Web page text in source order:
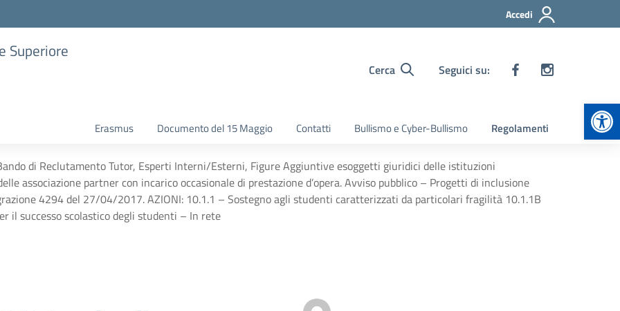
Accedi
Superiore
Cerca Seguici su:
Erasmus Documento del 15 Maggio Contatti Bullismo e Cyber-Bullismo Regolamenti
di Reclutamento Tutor, Esperti Interni/Esterni, Figure Aggiuntive esoggetti giuridici delle istituzioni
associazione partner con incarico occasionale di prestazione d’opera. Avviso pubblico – Progetti di inclusione
4294 del 27/04/2017. AZIONI: 10.1.1 – Sostegno agli studenti caratterizzati da particolari fragilità 10.1.1B
il successo scolastico degli studenti – In rete